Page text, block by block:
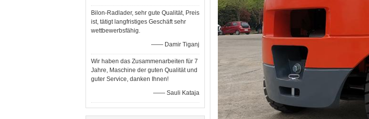
Bilon-Radlader, sehr gute Qualität, Preis
ist, tätigt langfristiges Geschäft sehr
wettbewerbsfähig.
—— Damir Tiganj
Wir haben das Zusammenarbeiten für 7
Jahre, Maschine der guten Qualität und
guter Service, danken Ihnen!
—— Sauli Kataja